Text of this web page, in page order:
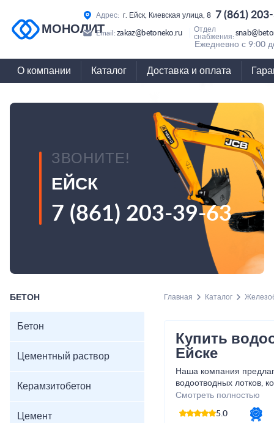
МОНОЛИТ
Адрес: г. Ейск, Киевская улица, 8 7 (861)
Email: zakaz@betoneko.ru
Отдел
снабжения:
Ежедневно с 9:00
О компании Каталог Доставка и оплата
ЗВОНИТЕ!
ЕЙСК
7 (861) 203-39-63
БЕТОН
Бетон
Цементный раствор
Керамзитобетон
Цемент
Главная Каталог
Купить
Ейске
Наша компания
водоотводных лотков,
неприятных
на вашей территории.
промышленные стоки,
Смотреть полностью
5.0